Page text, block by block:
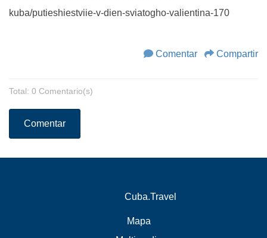
kuba/putieshiestviie-v-dien-sviatogho-valientina-170
Comentar Compartir
Total: 0 Comentario(s)
Comentar
Cuba.Travel
Mapa